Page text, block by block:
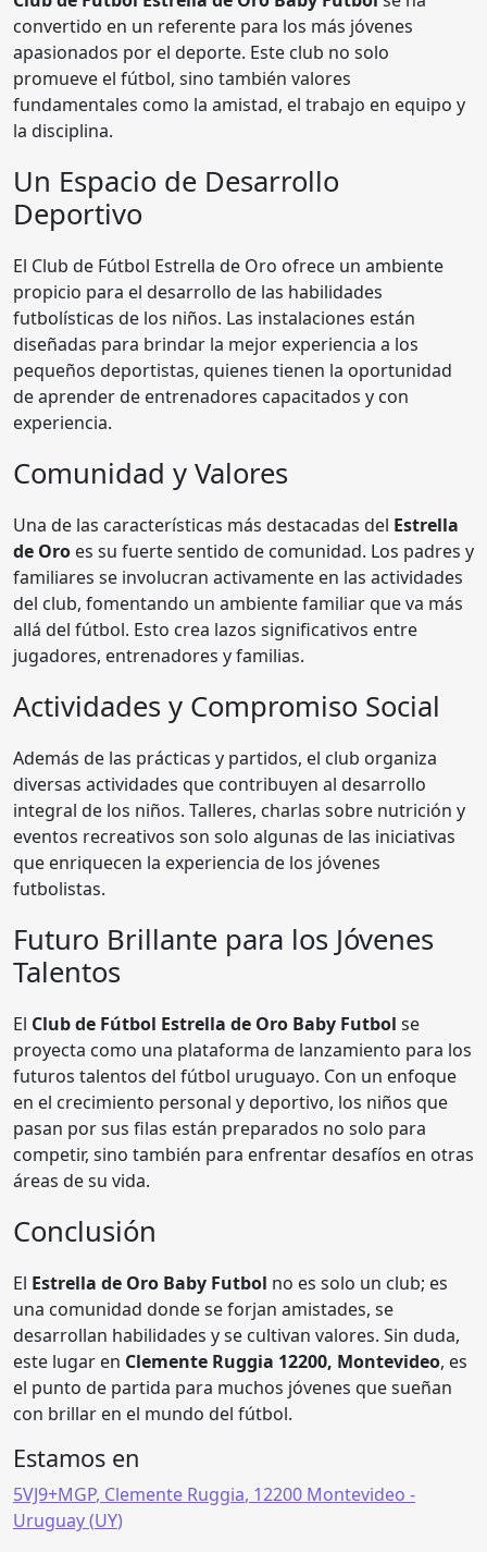
convertido en un referente para los más jóvenes
apasionados por el deporte. Este club no solo
promueve el fútbol, sino también valores
fundamentales como la amistad, el trabajo en equipo y
la disciplina.
Un Espacio de Desarrollo
Deportivo
El Club de Fútbol Estrella de Oro ofrece un ambiente
propicio para el desarrollo de las habilidades
futbolísticas de los niños. Las instalaciones están
diseñadas para brindar la mejor experiencia a los
pequeños deportistas, quienes tienen la oportunidad
de aprender de entrenadores capacitados y con
experiencia.
Comunidad y Valores
Una de las características más destacadas del Estrella
de Oro es su fuerte sentido de comunidad. Los padres y
familiares se involucran activamente en las actividades
del club, fomentando un ambiente familiar que va más
allá del fútbol. Esto crea lazos significativos entre
jugadores, entrenadores y familias.
Actividades y Compromiso Social
Además de las prácticas y partidos, el club organiza
diversas actividades que contribuyen al desarrollo
integral de los niños. Talleres, charlas sobre nutrición y
eventos recreativos son solo algunas de las iniciativas
que enriquecen la experiencia de los jóvenes
futbolistas.
Futuro Brillante para los Jóvenes
Talentos
El Club de Fútbol Estrella de Oro Baby Futbol se
proyecta como una plataforma de lanzamiento para los
futuros talentos del fútbol uruguayo. Con un enfoque
en el crecimiento personal y deportivo, los niños que
pasan por sus filas están preparados no solo para
competir, sino también para enfrentar desafíos en otras
áreas de su vida.
Conclusión
El Estrella de Oro Baby Futbol no es solo un club; es
una comunidad donde se forjan amistades, se
desarrollan habilidades y se cultivan valores. Sin duda,
este lugar en Clemente Ruggia 12200, Montevideo, es
el punto de partida para muchos jóvenes que sueñan
con brillar en el mundo del fútbol.
Estamos en
5VJ9+MGP, Clemente Ruggia, 12200 Montevideo -
Uruguay (UY)